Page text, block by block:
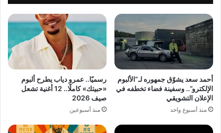
أحمد سعد يشوّق جمهوره لـ”الألبوم
الإلكترو”.. وسفينة فضاء تخطفه في
الإعلان التشويقي
منذ أسبوع واحد
رسميًا.. عمرو دياب يطرح ألبوم
«حبيتك» كاملًا.. 12 أغنية تشعل
صيف 2026
منذ أسبوعين